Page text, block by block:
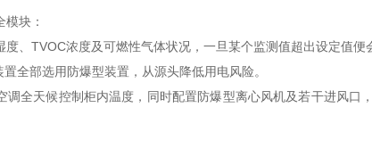
块：
TVOC浓度及可燃性气体状况，一旦某个监测值超出设定值便
部选用防爆型装置，从源头降低用电风险。
全天候控制柜内温度，同时配置防爆型离心风机及若干进风